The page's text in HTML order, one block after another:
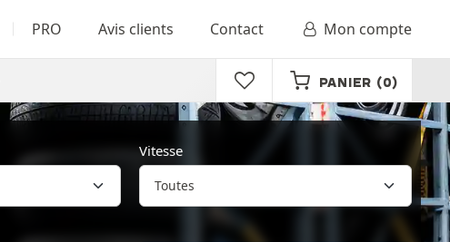
PRO Avis clients Contact Mon compte
PANIER (0)
Vitesse